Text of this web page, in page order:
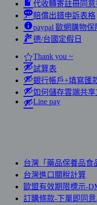
代收轉寄註冊同意
賠償出錯申訴表格
paypal 歐網購物保
德/台國定假日
Thank you ~
試算表
銀行帳戶+填寫匯
如何儲存雲端共
Line pay
台灣「藥品保養品食
台灣進口關稅計算
歐盟有效期限標示-
訂購條款-下單即同